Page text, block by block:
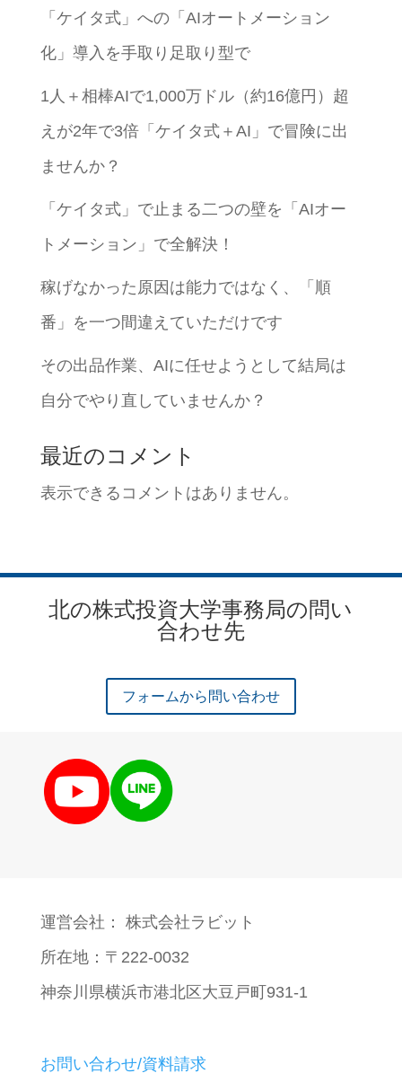
「ケイタ式」への「AIオートメーション
化」導入を手取り足取り型で
1人＋相棒AIで1,000万ドル（約16億円）超
えが2年で3倍「ケイタ式＋AI」で冒険に出
ませんか？
「ケイタ式」で止まる二つの壁を「AIオー
トメーション」で全解決！
稼げなかった原因は能力ではなく、「順
番」を一つ間違えていただけです
その出品作業、AIに任せようとして結局は
自分でやり直していませんか？
最近のコメント
表示できるコメントはありません。
北の株式投資大学事務局の問い
合わせ先
フォームから問い合わせ
運営会社： 株式会社ラビット
所在地：〒222-0032
神奈川県横浜市港北区大豆戸町931-1
お問い合わせ/資料請求